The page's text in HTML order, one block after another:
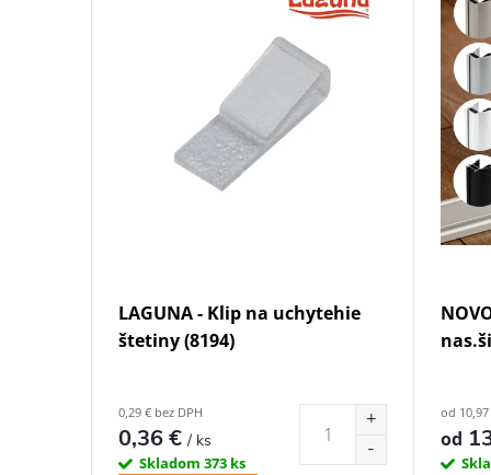
LAGUNA - Klip na uchytehie
štetiny (8194)
0,29 € bez DPH
0,36 €/ ks
Skladom 373 ks
od 10,97
od